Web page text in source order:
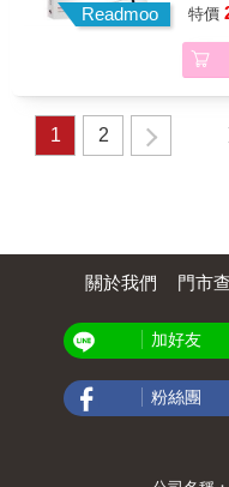
‧人生
策。
Readmoo
低保
缺乏「實務
統性
特色
排序
求分析」 特色3：用最少保費
地提
策。
特價
1 2
關於我們 門市
加好友
粉絲團